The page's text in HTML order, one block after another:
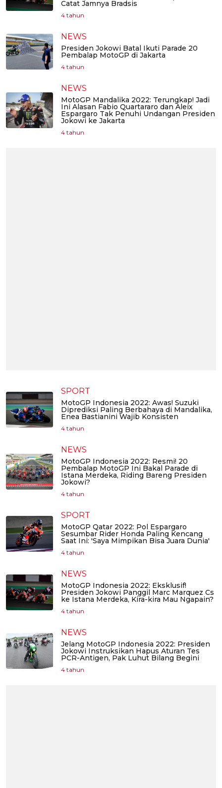
Catat Jamnya Bradsis
4 tahun
NEWS
Presiden Jokowi Batal Ikuti Parade 20
Pembalap MotoGP di Jakarta
4 tahun
NEWS
MotoGP Mandalika 2022: Terungkap! Jadi
Ini Alasan Fabio Quartararo dan Aleix
Espargaro Tak Penuhi Undangan Presiden
Jokowi ke Jakarta
4 tahun
SPORT
MotoGP Indonesia 2022: Awas! Suzuki
Diprediksi Paling Berbahaya di Mandalika,
Enea Bastianini Wajib Konsisten
4 tahun
NEWS
MotoGP Indonesia 2022: Resmi! 20
Pembalap MotoGP Ini Bakal Parade di
Istana Merdeka, Riding Bareng Presiden
Jokowi?
4 tahun
SPORT
MotoGP Qatar 2022: Pol Espargaro
Sesumbar Rider Honda Paling Kencang
Saat Ini: 'Saya Mimpikan Bisa Juara Dunia'
4 tahun
NEWS
MotoGP Indonesia 2022: Eksklusif!
Presiden Jokowi Panggil Marc Marquez Cs
ke Istana Merdeka, Kira-kira Mau Ngapain?
4 tahun
NEWS
Jelang MotoGP Indonesia 2022: Presiden
Jokowi Instruksikan Hapus Aturan Tes
PCR-Antigen, Pak Luhut Bilang Begini
4 tahun